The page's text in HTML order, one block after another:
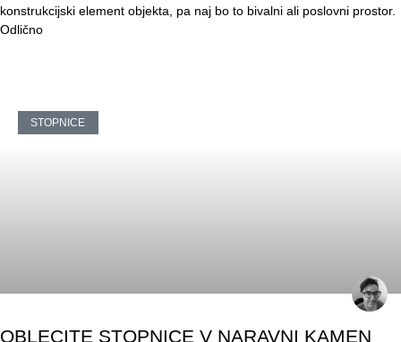
konstrukcijski element objekta, pa naj bo to bivalni ali poslovni prostor.
Odlično
STOPNICE
OBLECITE STOPNICE V NARAVNI KAMEN